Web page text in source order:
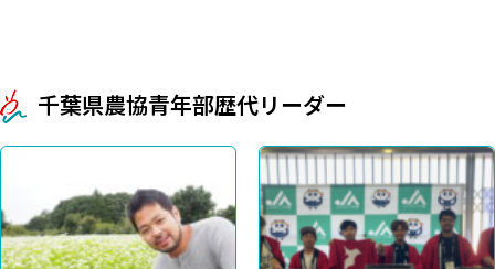
千葉県農協青年部歴代リーダー